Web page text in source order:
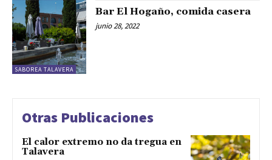
SABOREA TALAVERA
Bar El Hogaño, comida casera
junio 28, 2022
Otras Publicaciones
El calor extremo no da tregua en
Talavera